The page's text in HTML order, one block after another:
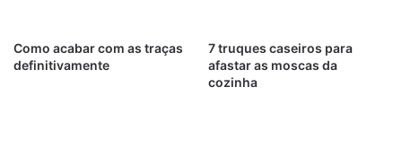
Como acabar com as traças
definitivamente
7 truques caseiros para
afastar as moscas da
cozinha